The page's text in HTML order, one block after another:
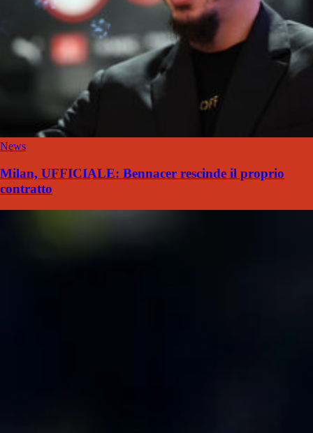
News
Milan, UFFICIALE: Bennacer rescinde il proprio
contratto